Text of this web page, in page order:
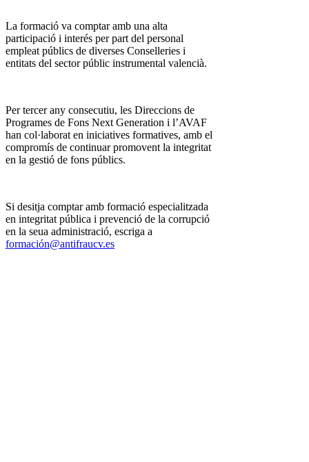
La formació va comptar amb una alta
participació i interés per part del personal
empleat públics de diverses Conselleries i
entitats del sector públic instrumental valencià.
Per tercer any consecutiu, les Direccions de
Programes de Fons Next Generation i l’AVAF
han col·laborat en iniciatives formatives, amb el
compromís de continuar promovent la integritat
en la gestió de fons públics.
Si desitja comptar amb formació especialitzada
en integritat pública i prevenció de la corrupció
en la seua administració, escriga a
formación@antifraucv.es